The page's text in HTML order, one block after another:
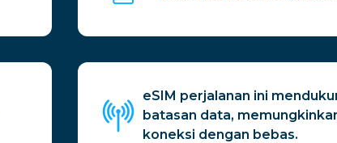
eSIM perjalanan ini
batasan data,
koneksi dengan bebas.